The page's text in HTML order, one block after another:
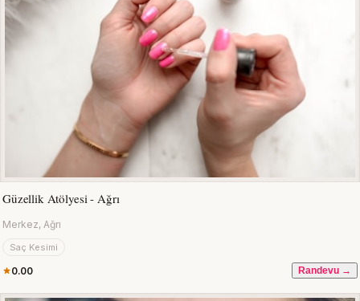
Güzellik Atölyesi - Ağrı
Merkez, Ağrı
Saç Kesimi
0.00 Randevu →